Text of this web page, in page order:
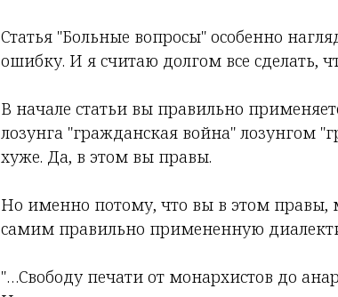
Статья "Больные вопросы" особенно
ошибку. И я считаю долгом все сделать,
В начале статьи вы правильно
лозунга "гражданская война" лозунгом
хуже. Да, в этом вы правы.
Но именно потому, что вы в этом правы,
самим правильно примененную
"…Свободу печати от монархистов до